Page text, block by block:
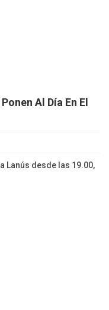
Al Día En El
Lanús desde las 19.00,